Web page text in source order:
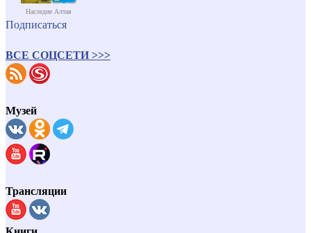
Наследие Алтая
Подписаться
ВСЕ СОЦСЕТИ >>>
Музей
Трансляции